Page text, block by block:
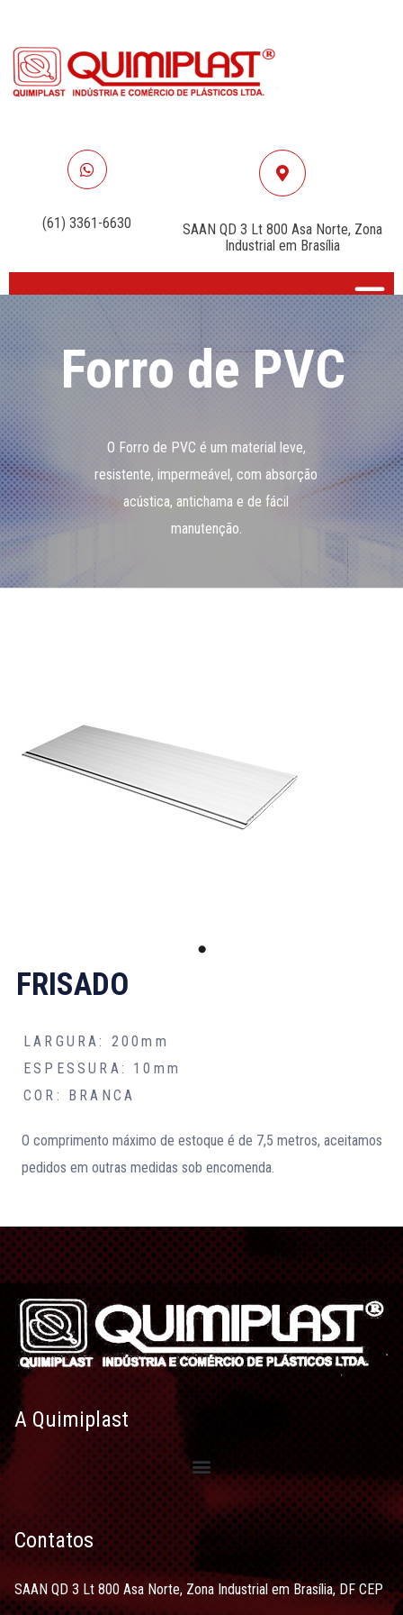
(61) 3361-6630
SAAN QD 3 Lt 800 Asa Norte, Zona
Industrial em Brasília
Forro de PVC
O Forro de PVC é um material leve,
resistente, impermeável, com absorção
acústica, antichama e de fácil
manutenção.
FRISADO
LARGURA: 200mm
ESPESSURA: 10mm
COR: BRANCA
O comprimento máximo de estoque é de 7,5 metros, aceitamos
pedidos em outras medidas sob encomenda.
A Quimiplast
Contatos
SAAN QD 3 Lt 800 Asa Norte, Zona Industrial em Brasília, DF CEP